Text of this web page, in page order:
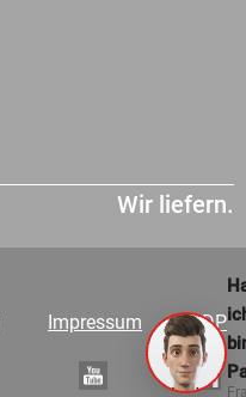
Wir liefern.
Impressum VDP